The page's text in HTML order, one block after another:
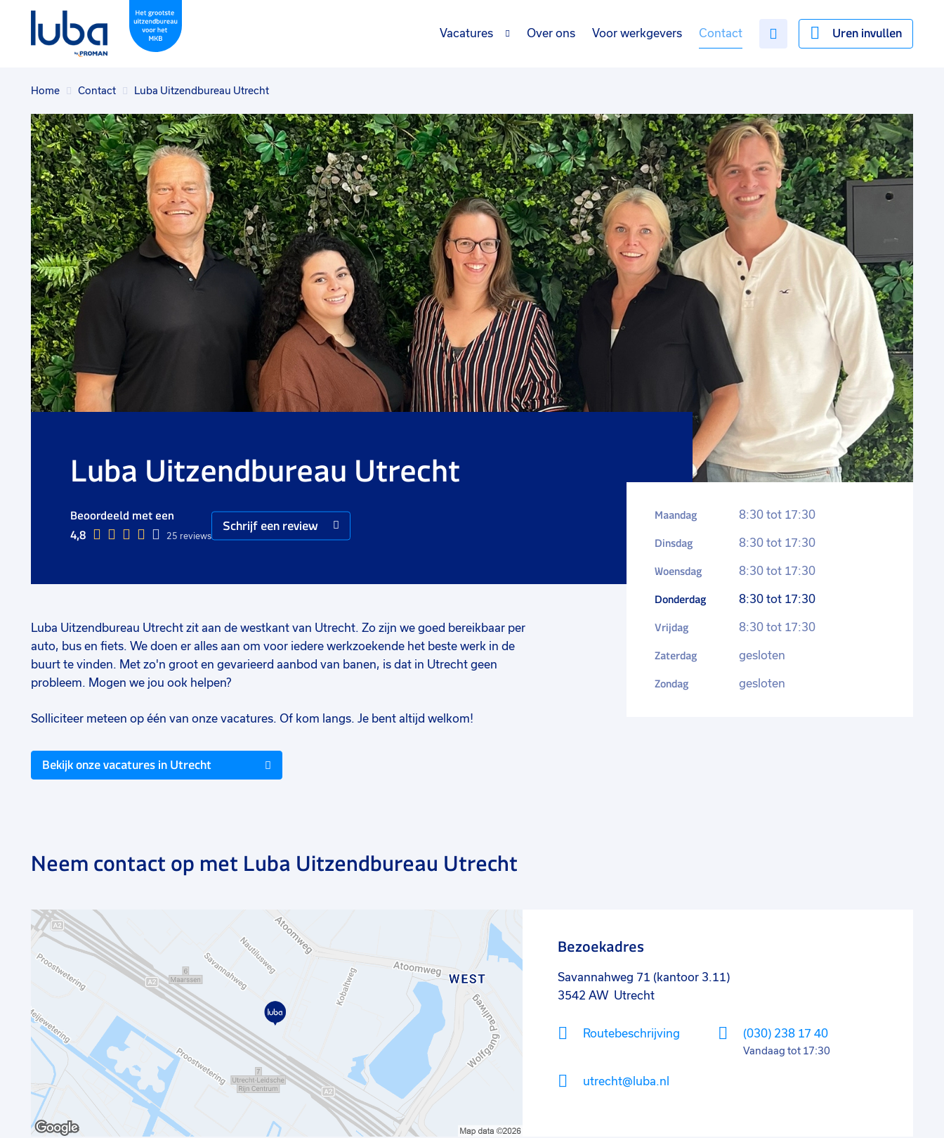
Uren invullen
Vacatures Over ons Voor werkgevers Contact
Home Contact Luba Uitzendbureau Utrecht
Luba Uitzendbureau Utrecht
Beoordeeld met een
4,8 25 reviews
Schrijf een review
Maandag 8:30 tot 17:30
Dinsdag 8:30 tot 17:30
Woensdag 8:30 tot 17:30
Donderdag 8:30 tot 17:30
Vrijdag 8:30 tot 17:30
Zaterdag gesloten
Zondag gesloten
Luba Uitzendbureau Utrecht zit aan de westkant van Utrecht. Zo zijn we goed bereikbaar per
auto, bus en fiets. We doen er alles aan om voor iedere werkzoekende het beste werk in de
buurt te vinden. Met zo'n groot en gevarieerd aanbod van banen, is dat in Utrecht geen
probleem. Mogen we jou ook helpen?
Solliciteer meteen op één van onze vacatures. Of kom langs. Je bent altijd welkom!
Bekijk onze vacatures in Utrecht
Neem contact op met Luba Uitzendbureau Utrecht
Bezoekadres
Savannahweg 71 (kantoor 3.11)
3542 AW Utrecht
Routebeschrijving (030) 238 17 40
Vandaag tot 17:30
utrecht@luba.nl